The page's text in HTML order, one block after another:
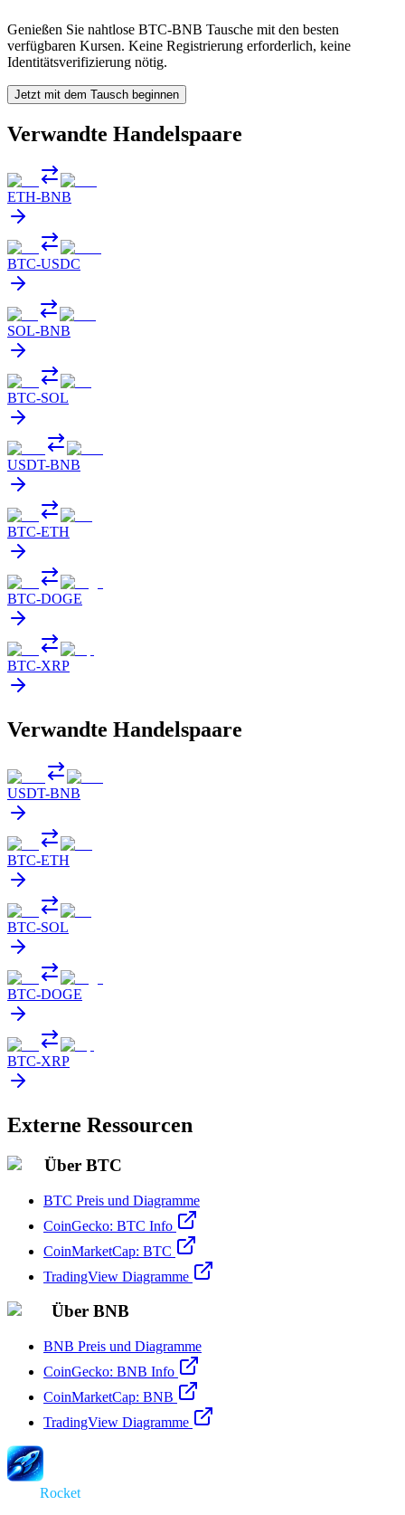
Genießen Sie nahtlose BTC-BNB Tausche mit den besten
verfügbaren Kursen. Keine Registrierung erforderlich, keine
Identitätsverifizierung nötig.
Jetzt mit dem Tausch beginnen
Verwandte Handelspaare
ETH-BNB
BTC-USDC
SOL-BNB
BTC-SOL
USDT-BNB
BTC-ETH
BTC-DOGE
BTC-XRP
Verwandte Handelspaare
USDT-BNB
BTC-ETH
BTC-SOL
BTC-DOGE
BTC-XRP
Externe Ressourcen
Über BTC
BTC Preis und Diagramme
CoinGecko: BTC Info
CoinMarketCap: BTC
TradingView Diagramme
Über BNB
BNB Preis und Diagramme
CoinGecko: BNB Info
CoinMarketCap: BNB
TradingView Diagramme
Rocket